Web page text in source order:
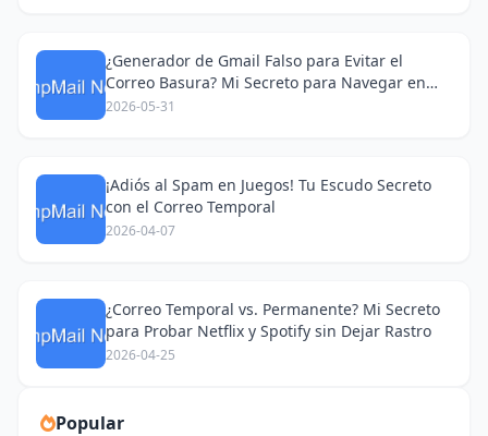
¿Generador de Gmail Falso para Evitar el
Correo Basura? Mi Secreto para Navegar en
Redes Sociales
2026-05-31
¡Adiós al Spam en Juegos! Tu Escudo Secreto
con el Correo Temporal
2026-04-07
¿Correo Temporal vs. Permanente? Mi Secreto
para Probar Netflix y Spotify sin Dejar Rastro
2026-04-25
Popular